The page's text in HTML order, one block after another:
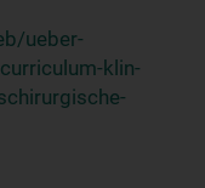
ueber-
klin-